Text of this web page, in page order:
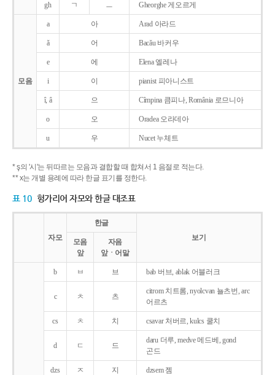
gh ㄱ ㅡ Gheorghe 게오르게
모음
a 아 Arad 아라드
ǎ 어 Bacǎu 바커우
e 에 Elena 엘레나
i 이 pianist 피아니스트
î, â 으 Cîmpina 큼피나, România 로므니아
o 오 Oradea 오라데아
u 우 Nucet 누체트
* ş의 '시'는 뒤따르는 모음과 결합할 때 합쳐서 1 음절로 적는다.
** x는 개별 용례에 따라 한글 표기를 정한다.
표 10 헝가리어 자모와 한글 대조표
자모
한글
보기
모음
앞
자음
앞ㆍ어말
b ㅂ 브 bab 버브, ablak 어블러크
c ㅊ 츠
citrom 치트롬, nyolcvan 뇰츠번, arc
어르츠
cs ㅊ 치 csavar 처버르, kulcs 쿨치
d ㄷ 드
daru 더루, medve 메드베, gond
곤드
dzs ㅈ 지 dzsem 젬